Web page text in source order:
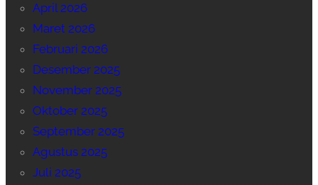
April 2026
Maret 2026
Februari 2026
Desember 2025
November 2025
Oktober 2025
September 2025
Agustus 2025
Juli 2025